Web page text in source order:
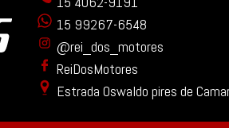
15 99267-6548
@rei_dos_motores
ReiDosMotores
Estrada Oswaldo pires de